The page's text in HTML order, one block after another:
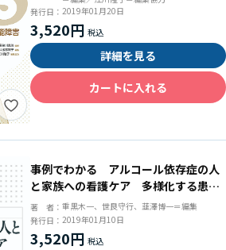
発行日： 2019年01月20日
3,520円
詳細を見る
カートに入れる
事例でわかる アルコール依存症の人
と家族への看護ケア 多様化する患者
の理解と関係構築
著 者： 重黒木一、世良守行、韮澤博一＝編集
発行日： 2019年01月10日
3,520円